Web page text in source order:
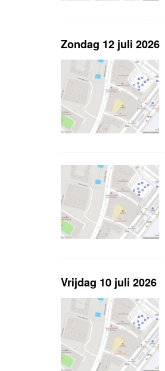
Zondag 12 juli 2026
Vrijdag 10 juli 2026